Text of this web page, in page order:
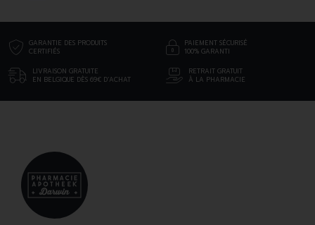
GARANTIE DES PRODUITS
CERTIFIÉS
PAIEMENT SÉCURISÉ
100% GARANTI
LIVRAISON GRATUITE
EN BELGIQUE DÈS 69€ D’ACHAT
RETRAIT GRATUIT
À LA PHARMACIE